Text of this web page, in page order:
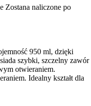
Zostana naliczone po
950 ml, dzięki
szybki, szczelny zawór
otwieraniem.
Idealny kształt dla